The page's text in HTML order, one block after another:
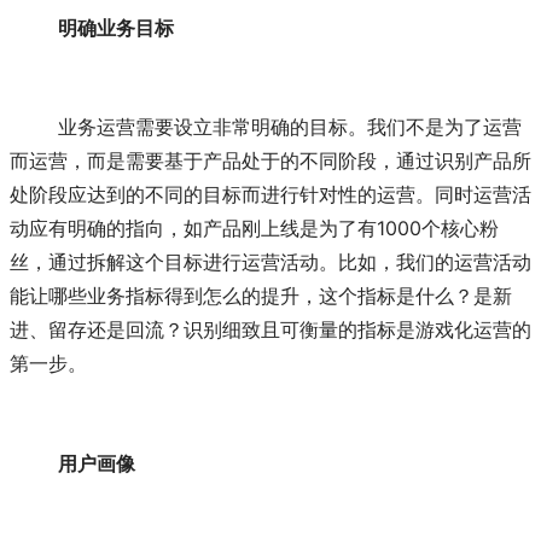
明确业务目标
而运营，而是需要基于产品处于的不同阶段，通过识别产品所
处阶段应达到的不同的目标而进行针对性的运营。同时运营活
动应有明确的指向，如产品刚上线是为了有1000个核心粉
丝，通过拆解这个目标进行运营活动。比如，我们的运营活动
能让哪些业务指标得到怎么的提升，这个指标是什么？是新
进、留存还是回流？识别细致且可衡量的指标是游戏化运营的
第一步。
用户画像